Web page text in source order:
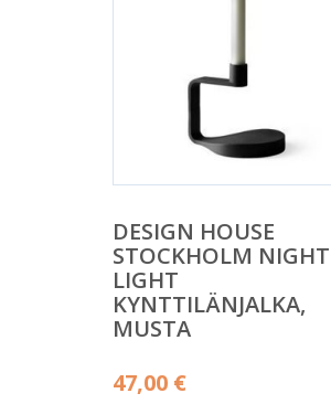
DESIGN HOUSE
STOCKHOLM NIGHT
LIGHT
KYNTTILÄNJALKA,
MUSTA
47,00 €